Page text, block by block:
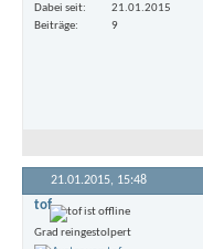
Dabei seit
21.01.2015
Beiträge
9
21.01.2015, 15:48
tof
Grad reingestolpert